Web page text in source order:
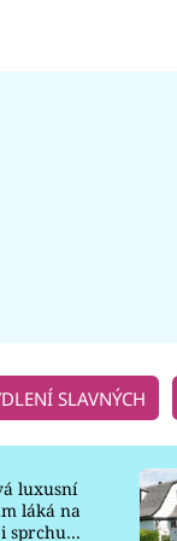
SLAVNÝCH
luxusní
láká na
sprchu